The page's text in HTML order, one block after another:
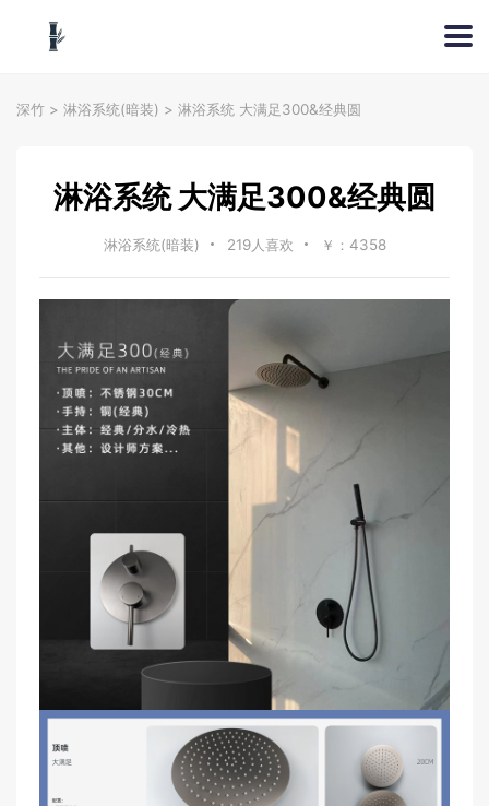
深竹 > 淋浴系统(暗装) > 淋浴系统 大满足300&经典圆
淋浴系统 大满足300&经典圆
淋浴系统(暗装) 219人喜欢 ￥：4358